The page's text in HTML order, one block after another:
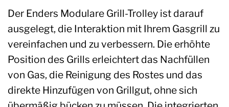
Der Enders Modulare Grill-Trolley ist darauf
ausgelegt, die Interaktion mit Ihrem Gasgrill zu
vereinfachen und zu verbessern. Die erhöhte
Position des Grills erleichtert das Nachfüllen
von Gas, die Reinigung des Rostes und das
direkte Hinzufügen von Grillgut, ohne sich